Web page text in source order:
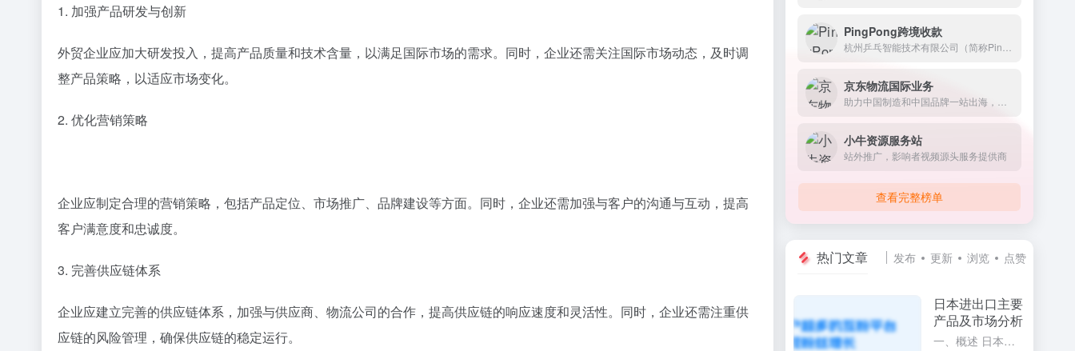
1. 加强产品研发与创新
外贸企业应加大研发投入，提高产品质量和技术含量，以满足国际市场的需求。同时，企业还需关注国际市场动态，及时调
整产品策略，以适应市场变化。
2. 优化营销策略
PingPong跨境收款
京东物流国际业务
小牛资源服务站
站外推广，影响者视频源头服务提供商
查看完整榜单
热门文章 发布 更新 浏览 点赞
日本进出口主要
产品及市场分析
一、概述 日本作为世界上经济实力雄厚的国家之一，其对外贸易活动十分活跃。通过深入了解日本进出口的主要产品及市场分析，可以更全面地掌握日本的经济发展趋势和国际贸易格局。本文将针对日本进出口的主要产品进行...